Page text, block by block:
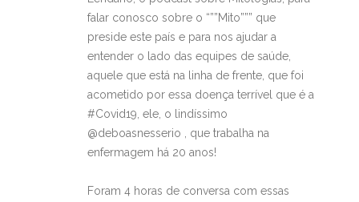
falar conosco sobre o “””Mito””” que
preside este país e para nos ajudar a
entender o lado das equipes de saúde,
aquele que está na linha de frente, que foi
acometido por essa doença terrível que é a
#Covid19, ele, o lindíssimo
@deboasnesserio , que trabalha na
enfermagem há 20 anos!
Foram 4 horas de conversa com essas